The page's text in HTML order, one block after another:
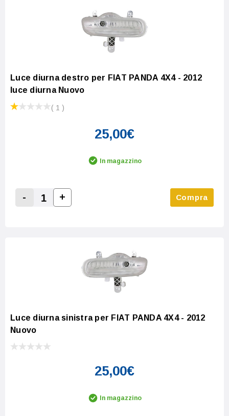
Luce diurna destro per FIAT PANDA 4X4 - 2012
luce diurna Nuovo
( 1 )
25,00€
In magazzino
Decrease Quantity:
-
Increase Quantity:
+ Compra
Luce diurna sinistra per FIAT PANDA 4X4 - 2012
Nuovo
25,00€
In magazzino